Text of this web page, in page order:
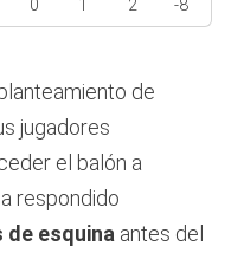
0 1 2 -8
de
jugadores
el balón a
respondido
de esquina antes del